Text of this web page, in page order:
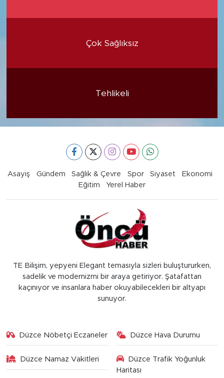
Çok Sağlıksız
Tehlikeli
Asayiş Gündem Sağlık & Çevre Spor Siyaset
Ekonomi
Eğitim
Yerel Haber
TE Bilişim, yepyeni Elegant temasıyla sizleri buluştururken,
sadelik ve modernizmi bir araya getiriyor. Şatafattan
kaçınıyor ve insanlara haber okuyabilecekleri bir altyapı
sunuyor.
Düzce Nöbetçi Eczaneler Düzce Hava Durumu
Düzce Namaz Vakitleri
Düzce Trafik Yoğunluk
Haritası